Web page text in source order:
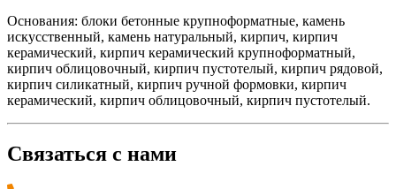
Основания: блоки бетонные крупноформатные, камень
искусственный, камень натуральный, кирпич, кирпич
керамический, кирпич керамический крупноформатный,
кирпич облицовочный, кирпич пустотелый, кирпич рядовой,
кирпич силикатный, кирпич ручной формовки, кирпич
керамический, кирпич облицовочный, кирпич пустотелый.
Связаться с нами